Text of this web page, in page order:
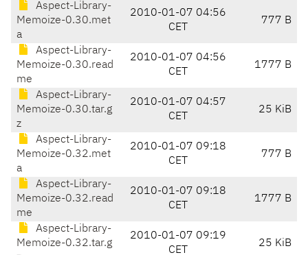
Aspect-Library-
Memoize-0.30.met
a
2010-01-07 04:56
CET
777 B
Aspect-Library-
Memoize-0.30.read
me
2010-01-07 04:56
CET
1777 B
Aspect-Library-
Memoize-0.30.tar.g
z
2010-01-07 04:57
CET
25 KiB
Aspect-Library-
Memoize-0.32.met
a
2010-01-07 09:18
CET
777 B
Aspect-Library-
Memoize-0.32.read
me
2010-01-07 09:18
CET
1777 B
Aspect-Library-
Memoize-0.32.tar.g
2010-01-07 09:19
CET
25 KiB